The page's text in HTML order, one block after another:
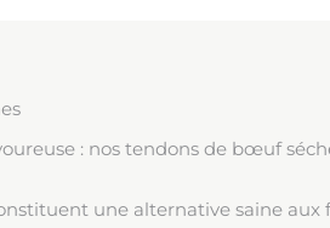
: nos tendons de bœuf
une alternative saine aux